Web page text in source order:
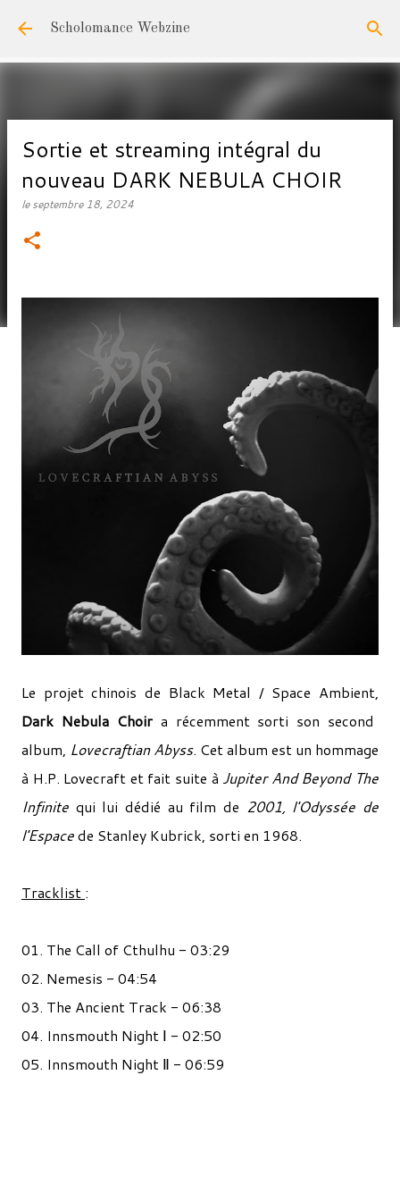
Accéder au contenu principal
Scholomance Webzine
Sortie et streaming intégral du
nouveau DARK NEBULA CHOIR
leseptembre 18, 2024
Le projet chinois de Black Metal / Space Ambient,
Dark Nebula Choira récemment sorti son second
album, Lovecraftian Abyss. Cet album est un hommage
à H.P. Lovecraft et fait suite à Jupiter And Beyond The
Infinite qui lui dédié au film de 2001, l'Odyssée de
l'Espacede Stanley Kubrick, sorti en 1968.
Tracklist :
01. The Call of Cthulhu - 03:29
02. Nemesis - 04:54
03. The Ancient Track - 06:38
04. Innsmouth Night Ⅰ - 02:50
05. Innsmouth Night Ⅱ - 06:59